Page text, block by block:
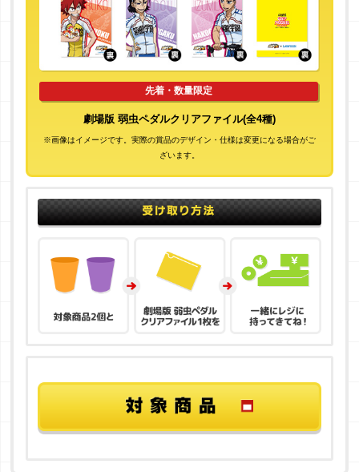
先着・数量限定
劇場版 弱虫ペダルクリアファイル(全4種)
※画像はイメージです。実際の賞品のデザイン・仕様は変更になる場合がご
ざいます。